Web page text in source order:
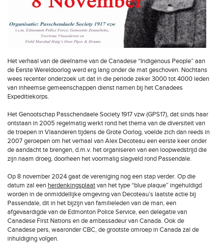
Het verhaal van de deelname van de Canadese “Indigenous People” aan
de Eerste Wereldoorlog werd erg lang onder de mat geschoven. Nochtans
wees recenter onderzoek uit dat in die periode zeker 3000 tot 4000 leden
van inheemse gemeenschappen dienst namen bij het Canadees
Expeditiekorps.
Het Genootschap Passchendaele Society 1917 vzw (GPS17), dat sinds haar
ontstaan in 2005 regelmatig werkt rond het thema van de diversiteit van
de troepen in Vlaanderen tijdens de Grote Oorlog, voelde zich dan reeds in
2007 geroepen om het verhaal van Alex Decoteau een eerste keer onder
de aandacht te brengen, d.m.v. het organiseren van een loopwedstrijd die
zijn naam droeg, doorheen het voormalig slagveld rond Passendale.
Op 8 november 2024 gaat de vereniging nog een stap verder. Op die
datum zal een herdenkingsplaatvan het type “blue plaque” ingehuldigd
worden in de onmiddellijke omgeving van Decoteau’s laatste actie bij
Passendale, dit in het bijzijn van familieleden van de man, een
afgevaardigde van de Edmonton Police Service, een delegatie van
Canadese First Nations en de ambassadeur van Canada. Ook de
Canadese pers, waaronder CBC, de grootste omroep in Canada zal de
inhuldiging volgen.